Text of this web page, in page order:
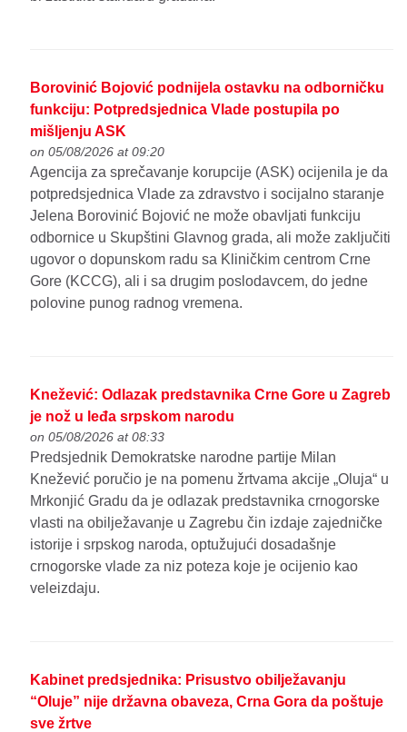
Borovinić Bojović podnijela ostavku na odborničku
funkciju: Potpredsjednica Vlade postupila po
mišljenju ASK
on 05/08/2026 at 09:20
Agencija za sprečavanje korupcije (ASK) ocijenila je da
potpredsjednica Vlade za zdravstvo i socijalno staranje
Jelena Borovinić Bojović ne može obavljati funkciju
odbornice u Skupštini Glavnog grada, ali može zaključiti
ugovor o dopunskom radu sa Kliničkim centrom Crne
Gore (KCCG), ali i sa drugim poslodavcem, do jedne
polovine punog radnog vremena.
Knežević: Odlazak predstavnika Crne Gore u Zagreb
je nož u leđa srpskom narodu
on 05/08/2026 at 08:33
Predsjednik Demokratske narodne partije Milan
Knežević poručio je na pomenu žrtvama akcije „Oluja“ u
Mrkonjić Gradu da je odlazak predstavnika crnogorske
vlasti na obilježavanje u Zagrebu čin izdaje zajedničke
istorije i srpskog naroda, optužujući dosadašnje
crnogorske vlade za niz poteza koje je ocijenio kao
veleizdaju.
Kabinet predsjednika: Prisustvo obilježavanju
“Oluje” nije državna obaveza, Crna Gora da poštuje
sve žrtve